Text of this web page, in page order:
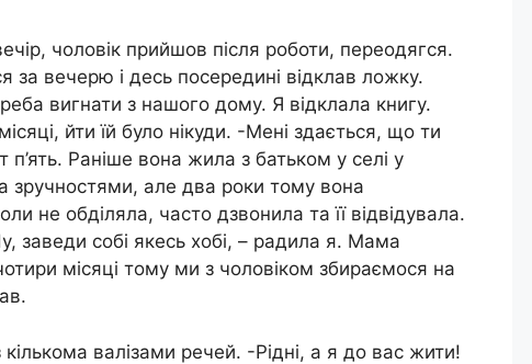
чоловік прийшов після роботи, переодягся.
вечерю і десь посередині відклав ложку.
вигнати з нашого дому. Я відклала книгу.
йти їй було нікуди. -Мені здається, що ти
Раніше вона жила з батьком у селі у
зручностями, але два роки тому вона
не обділяла, часто дзвонила та її відвідувала.
заведи собі якесь хобі, – радила я. Мама
місяці тому ми з чоловіком збираємося на
валізами речей. -Рідні, а я до вас жити!